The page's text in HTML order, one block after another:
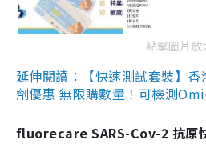
點擊圖片放
延伸閱讀：【快速測試套裝】
劑優惠 無限購數量！可檢測
fluorecare SARS-Cov-2 抗原